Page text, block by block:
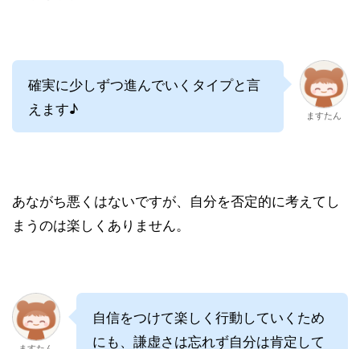
確実に少しずつ進んでいくタイプと言
えます♪
ますたん
あながち悪くはないですが、自分を否定的に考えてし
まうのは楽しくありません。
自信をつけて楽しく行動していくため
にも、謙虚さは忘れず自分は肯定して